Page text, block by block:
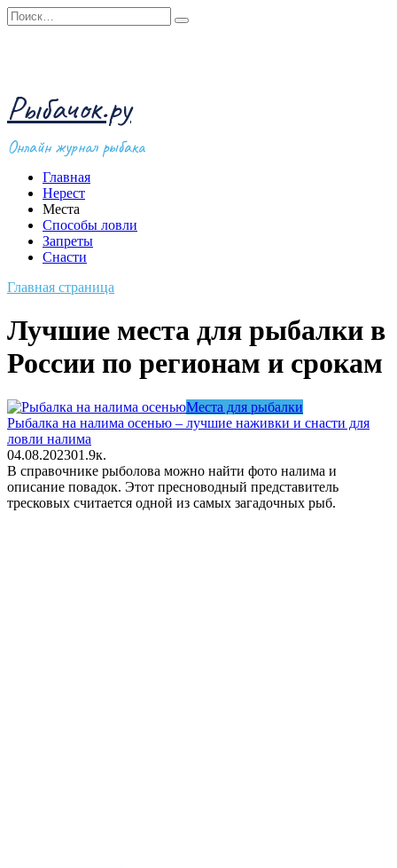
Перейти
к
Search
for:
Рыбачок.ру
Онлайн журнал рыбака
Главная
Нерест
Места
Способы ловли
Запреты
Снасти
Главная страница
Лучшие места для рыбалки в
России по регионам и срокам
Места для рыбалки
Рыбалка на налима осенью – лучшие наживки и снасти для
ловли налима
04.08.202301.9к.
В справочнике рыболова можно найти фото налима и
описание повадок. Этот пресноводный представитель
тресковых считается одной из самых загадочных рыб.